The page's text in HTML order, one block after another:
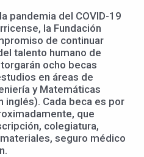
pandemia del COVID-19
la Fundación
de continuar
talento humano de
ocho becas
en áreas de
y Matemáticas
inglés). Cada beca es por
que
colegiatura,
seguro médico